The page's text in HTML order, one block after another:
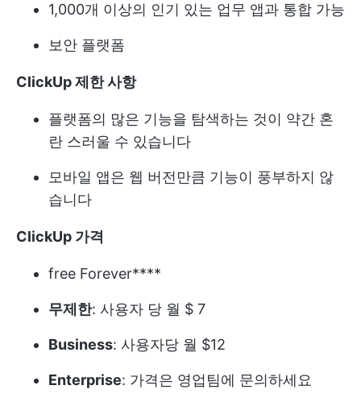
1,000개 이상의 인기 있는 업무 앱과 통합 가능
보안 플랫폼
ClickUp 제한 사항
플랫폼의 많은 기능을 탐색하는 것이 약간 혼
란 스러울 수 있습니다
모바일 앱은 웹 버전만큼 기능이 풍부하지 않
습니다
ClickUp 가격
free Forever****
무제한: 사용자 당 월 $ 7
Business: 사용자당 월 $12
Enterprise: 가격은 영업팀에 문의하세요